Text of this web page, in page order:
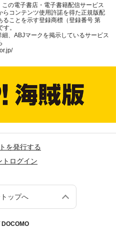
この電子書店・電子書籍配信サービス
らコンテンツ使用許諾を得た正規版配
ることを示す登録商標（登録番号 第
。
細、ABJマークを掲示しているサービス
を発行する
トログイン
ップへ